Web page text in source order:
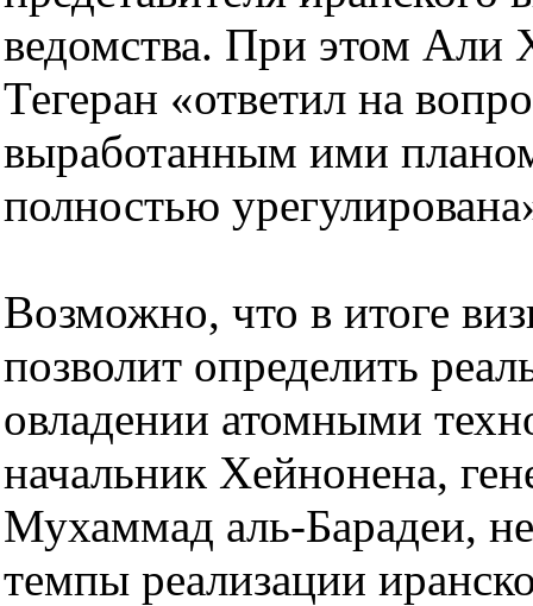
ведомства. При этом Али
Тегеран «ответил на
выработанным ими
полностью
Возможно, что в итоге
позволит определить
овладении атомными
начальник Хейнонена,
Мухаммад аль-Барадеи,
темпы реализации